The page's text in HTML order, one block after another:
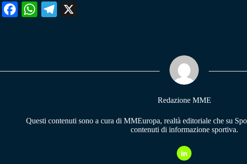
Fa W
pp
Te
m
Redazione MME
Questi contenuti sono a cura di MMEuropa, realtà editoriale che su
contenuti di informazione sportiva.